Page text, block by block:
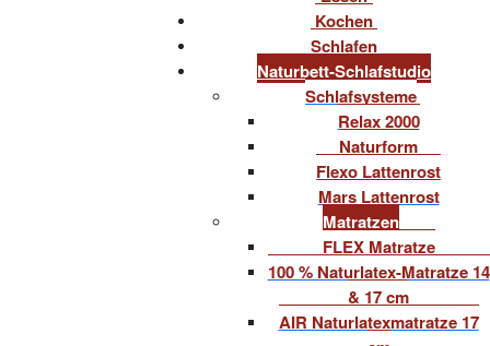
Kochen
Schlafen
Naturbett-Schlafstudio
Schlafsysteme
Relax 2000
Naturform
Flexo Lattenrost
Mars Lattenrost
Matratzen
FLEX Matratze
100 % Naturlatex-Matratze 14
& 17 cm
AIR Naturlatexmatratze 17